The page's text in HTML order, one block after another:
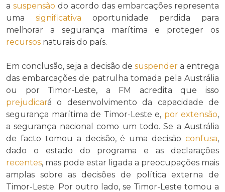
a suspensão do acordo das embarcações representa
uma significativa oportunidade perdida para
melhorar a segurança marítima e proteger os
recursos naturais do país.
Em conclusão, seja a decisão de suspendera entrega
das embarcações de patrulha tomada pela Austrália
ou por Timor-Leste, a FM acredita que isso
prejudicará o desenvolvimento da capacidade de
segurança marítima de Timor-Leste e, por extensão,
a segurança nacional como um todo. Se a Austrália
de facto tomou a decisão, é uma decisão confusa,
dado o estado do programa e as declarações
recentes, mas pode estar ligada a preocupações mais
amplas sobre as decisões de política externa de
Timor-Leste. Por outro lado, se Timor-Leste tomou a